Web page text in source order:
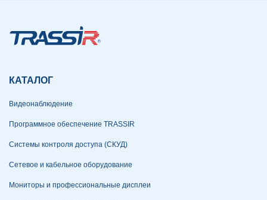
КАТАЛОГ
Видеонаблюдение
Программное обеспечение TRASSIR
Системы контроля доступа (СКУД)
Сетевое и кабельное оборудование
Мониторы и профессиональные дисплеи